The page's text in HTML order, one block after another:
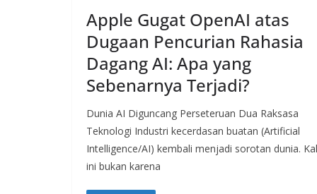
Apple Gugat OpenAI atas
Dugaan Pencurian Rahasia
Dagang AI: Apa yang
Sebenarnya Terjadi?
Dunia AI Diguncang Perseteruan Dua Raksasa
Teknologi Industri kecerdasan buatan (Artificial
Intelligence/AI) kembali menjadi sorotan dunia.
ini bukan karena